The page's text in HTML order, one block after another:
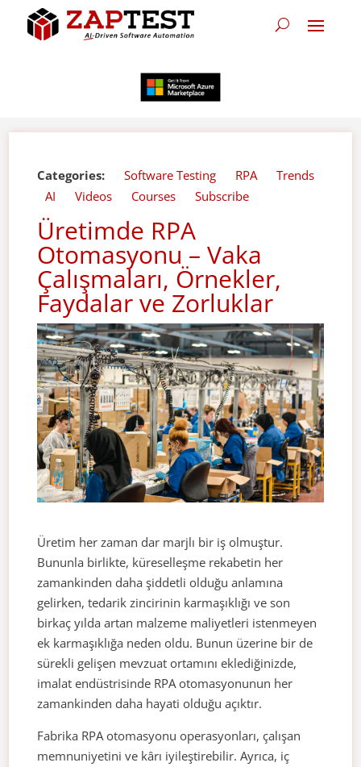
Categories: Software Testing RPA
Trends
AI
Videos Courses Subscribe
Üretimde RPA
Otomasyonu – Vaka
Çalışmaları, Örnekler,
Faydalar ve Zorluklar
Üretim her zaman dar marjlı bir iş olmuştur.
Bununla birlikte, küreselleşme rekabetin her
zamankinden daha şiddetli olduğu anlamına
gelirken, tedarik zincirinin karmaşıklığı ve son
birkaç yılda artan malzeme maliyetleri istenmeyen
ek karmaşıklığa neden oldu. Bunun üzerine bir de
sürekli gelişen mevzuat ortamını eklediğinizde,
imalat endüstrisinde RPA otomasyonunun her
zamankinden daha hayati olduğu açıktır.
Fabrika RPA otomasyonu operasyonları, çalışan
memnuniyetini ve kârı iyileştirebilir. Ayrıca, iç